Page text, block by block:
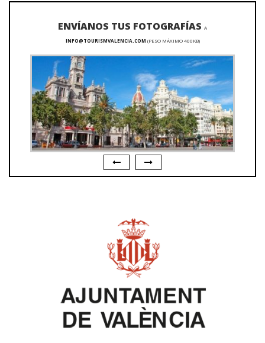
ENVÍANOS TUS FOTOGRAFÍAS A
INFO@TOURISMVALENCIA.COM (PESO MÁXIMO 400KB)